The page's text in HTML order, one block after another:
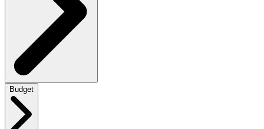
Budget